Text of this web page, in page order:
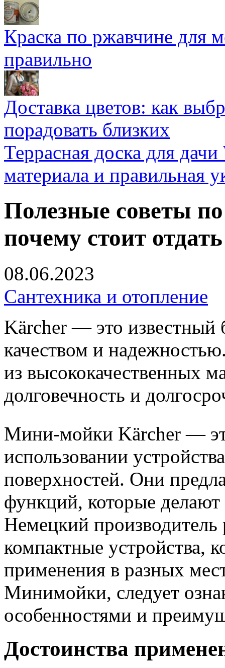
Краска по ржавчине для
правильно
Доставка цветов: как
порадовать близких
Террасная доска для
материала и правильная
Полезные советы
почему стоит
08.06.2023
Сантехника и отопление
Kärcher — это известный
качеством и
из высококачественных
долговечность и
Мини-мойки Kärcher —
использовании
поверхностей. Они
функций, которые
Немецкий производитель
компактные устройства,
применения в разных
Минимойки, следует
особенностями и
Достоинства